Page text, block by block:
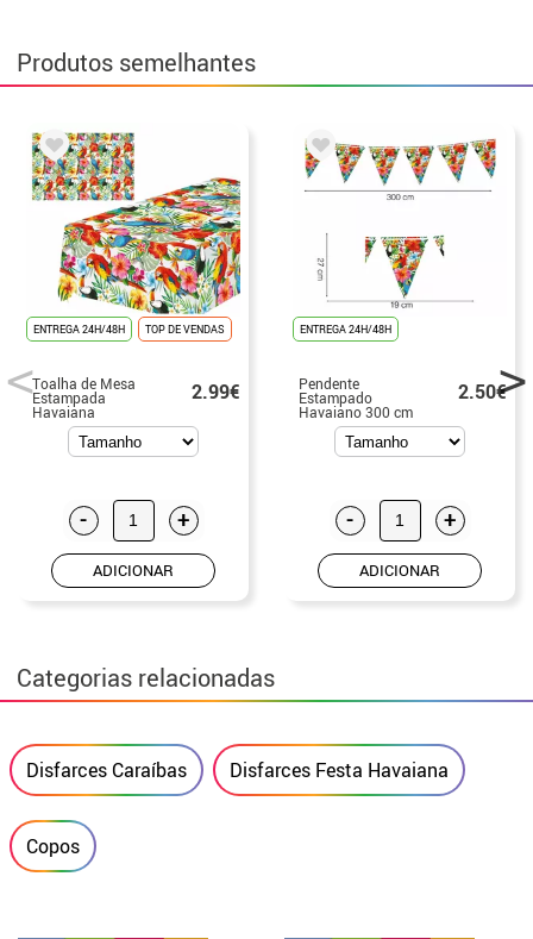
Produtos semelhantes
ENTREGA 24H/48H TOP DE VENDAS
Toalha de Mesa
Estampada
Havaiana
137X274 cm
2.99€
- +
ADICIONAR
ENTREGA 24H/48H
Pendente
Estampado
Havaiano 300 cm
Papel 19X27 cm
2.50€
- +
ADICIONAR
Categorias relacionadas
Disfarces Caraíbas Disfarces Festa Havaiana
Copos